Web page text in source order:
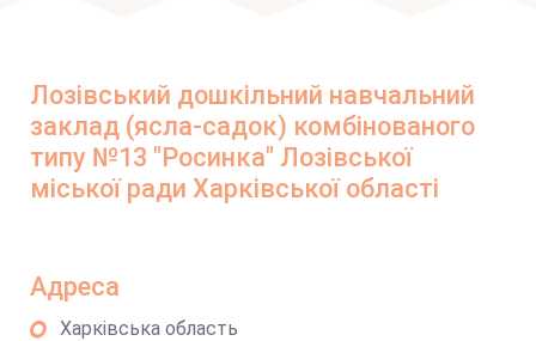
Лозівський дошкільний навчальний
заклад (ясла-садок) комбінованого
типу №13 "Росинка" Лозівської
міської ради Харківської області
Адреса
Харківська область